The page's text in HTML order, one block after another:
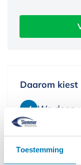
Toestemming
Daarom kiest
We doen
We